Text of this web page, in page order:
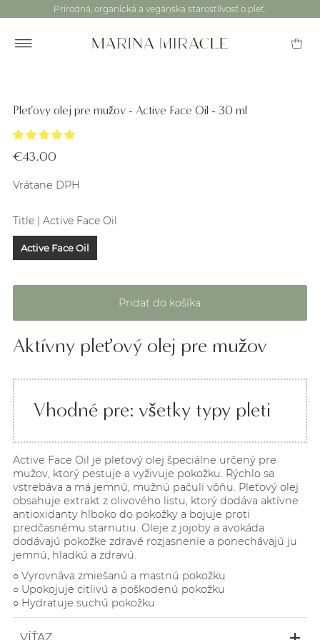
Prírodná, organická a vegánska starostlivosť o pleť.
Pleťovy olej pre mužov - Active Face Oil - 30 ml
€43,00
Vrátane DPH
Title | Active Face Oil
Active Face Oil
Aktívny pleťový olej pre mužov
Vhodné pre: všetky typy pleti
Active Face Oil je pleťový olej špeciálne určený pre
mužov, ktorý pestuje a vyživuje pokožku. Rýchlo sa
vstrebáva a má jemnú, mužnú pačuli vôňu. Pleťový olej
obsahuje extrakt z olivového listu, ktorý dodáva aktívne
antioxidanty hlboko do pokožky a bojuje proti
predčasnému starnutiu. Oleje z jojoby a avokáda
dodávajú pokožke zdravé rozjasnenie a ponechávajú ju
jemnú, hladkú a zdravú.
○ Vyrovnáva zmiešanú a mastnú pokožku
○ Upokojuje citlivú a poškodenú pokožku
○ Hydratuje suchú pokožku
VÍŤAZ